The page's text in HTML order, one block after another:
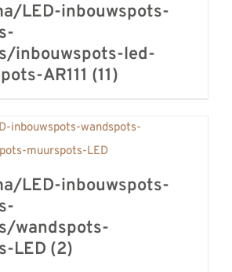
LED-inbouwspots-
inbouwspots-led-
AR111 (11)
LED-inbouwspots-
wandspots-
LED (2)